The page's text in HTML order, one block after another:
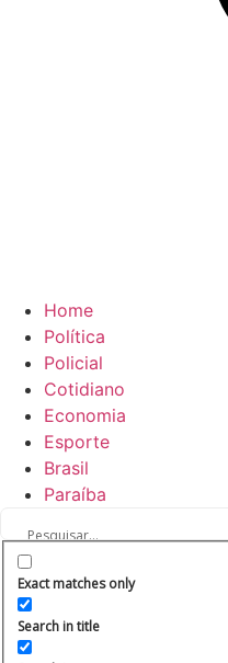
Home
Política
Policial
Cotidiano
Economia
Esporte
Brasil
Paraíba
Exact matches only
Search in title